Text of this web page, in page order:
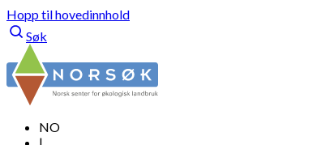
Hopp til hovedinnhold
Søk
NO